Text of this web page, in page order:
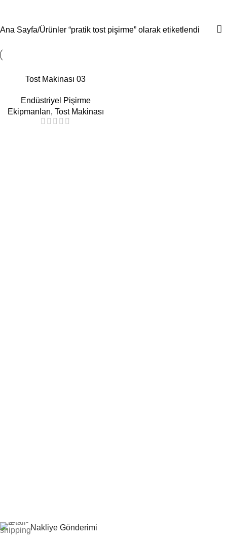
Ana Sayfa Ürünler “pratik tost pişirme” olarak etiketlendi
Tost Makinası 03
Endüstriyel Pişirme
Ekipmanları, Tost Makinası
Nakliye Gönderimi